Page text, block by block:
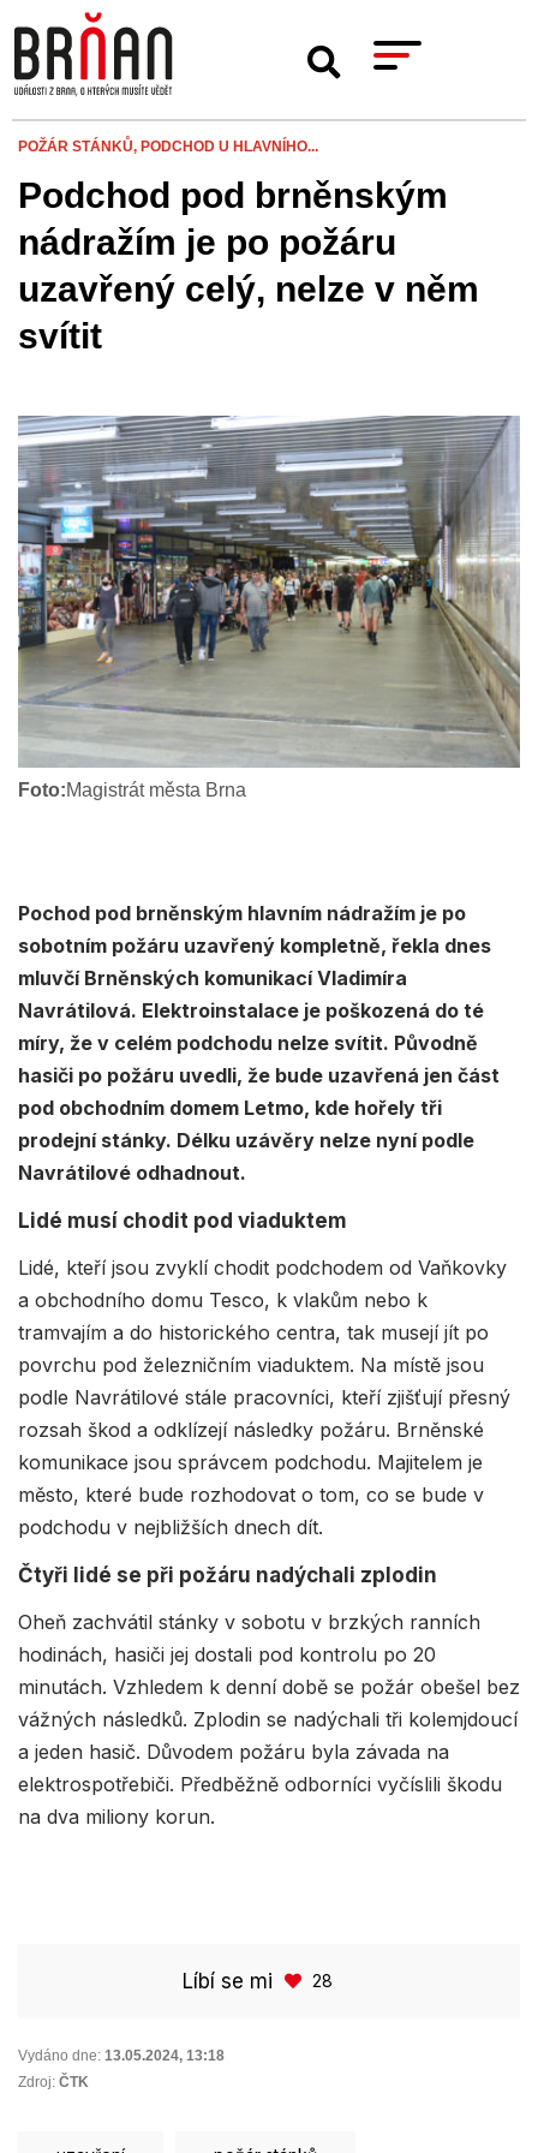
POŽÁR STÁNKŮ, PODCHOD U HLAVNÍHO...
Podchod pod brněnským
nádražím je po požáru
uzavřený celý, nelze v něm
svítit
Foto:Magistrát města Brna
Pochod pod brněnským hlavním nádražím je po
sobotním požáru uzavřený kompletně, řekla dnes
mluvčí Brněnských komunikací Vladimíra
Navrátilová. Elektroinstalace je poškozená do té
míry, že v celém podchodu nelze svítit. Původně
hasiči po požáru uvedli, že bude uzavřená jen část
pod obchodním domem Letmo, kde hořely tři
prodejní stánky. Délku uzávěry nelze nyní podle
Navrátilové odhadnout.
Lidé musí chodit pod viaduktem
Lidé, kteří jsou zvyklí chodit podchodem od Vaňkovky
a obchodního domu Tesco, k vlakům nebo k
tramvajím a do historického centra, tak musejí jít po
povrchu pod železničním viaduktem. Na místě jsou
podle Navrátilové stále pracovníci, kteří zjišťují přesný
rozsah škod a odklízejí následky požáru. Brněnské
komunikace jsou správcem podchodu. Majitelem je
město, které bude rozhodovat o tom, co se bude v
podchodu v nejbližších dnech dít.
Čtyři lidé se při požáru nadýchali zplodin
Oheň zachvátil stánky v sobotu v brzkých ranních
hodinách, hasiči jej dostali pod kontrolu po 20
minutách. Vzhledem k denní době se požár obešel bez
vážných následků. Zplodin se nadýchali tři kolemjdoucí
a jeden hasič. Důvodem požáru byla závada na
elektrospotřebiči. Předběžně odborníci vyčíslili škodu
na dva miliony korun.
Líbí se mi 28
Vydáno dne: 13.05.2024, 13:18
Zdroj: ČTK